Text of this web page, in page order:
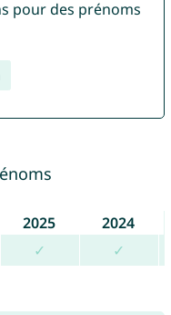
pour des prénoms
2025
2024
✓ ✓